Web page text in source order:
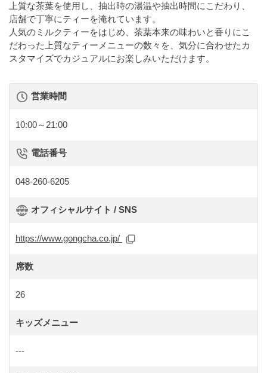
上質な茶葉を使用し、抽出時の湯温や抽出時間にこだわり、
店舗で丁寧にティーを淹れています。
人気のミルクティーをはじめ、茶葉本来の味わいと香りにこ
だわった上質なティーメニューの数々を、気分に合わせたカ
スタマイズでカジュアルにお楽しみいただけます。
営業時間
10:00～21:00
電話番号
048-260-6205
オフィシャルサイト / SNS
https://www.gongcha.co.jp/
席数
26
キッズメニュー
---